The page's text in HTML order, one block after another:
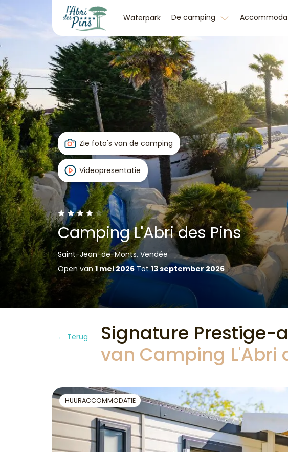
Waterpark De camping
Zie foto's van de camping
Videopresentatie
Camping L'Abri des Pins
Saint-Jean-de-Monts, Vendée
Open van1 mei 2026Tot13 september 2026
Terug
Signature
van Camping L'Abri
HUURACCOMMODATIE